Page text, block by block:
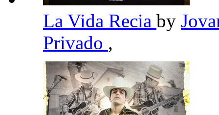
La Vida Recia by
Privado ,